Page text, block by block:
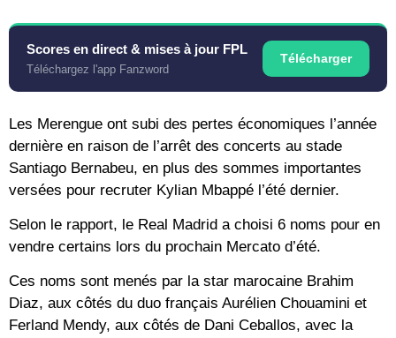
Scores en direct & mises à jour FPL
Téléchargez l'app Fanzword
Télécharger
Les Merengue ont subi des pertes économiques l’année
dernière en raison de l’arrêt des concerts au stade
Santiago Bernabeu, en plus des sommes importantes
versées pour recruter Kylian Mbappé l’été dernier.
Selon le rapport, le Real Madrid a choisi 6 noms pour en
vendre certains lors du prochain Mercato d’été.
Ces noms sont menés par la star marocaine Brahim
Diaz, aux côtés du duo français Aurélien Chouamini et
Ferland Mendy, aux côtés de Dani Ceballos, avec la